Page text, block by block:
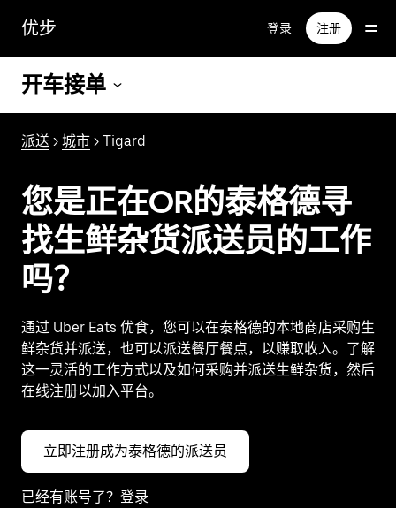
容
优步 登录 注册
开车接单
派送 > 城市 > Tigard
您是正在OR的泰格德寻
找生鲜杂货派送员的工作
吗？
通过 Uber Eats 优食，您可以在泰格德的本地商店采购生
鲜杂货并派送，也可以派送餐厅餐点，以赚取收入。了解
这一灵活的工作方式以及如何采购并派送生鲜杂货，然后
在线注册以加入平台。
立即注册成为泰格德的派送员
已经有账号了？登录